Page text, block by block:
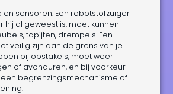
en sensoren. Een robotstofzuiger
hij al geweest is, moet kunnen
tapijten, drempels. Een
veilig zijn aan de grens van je
bij obstakels, moet weer
of avonduren, en bij voorkeur
begrenzingsmechanisme of